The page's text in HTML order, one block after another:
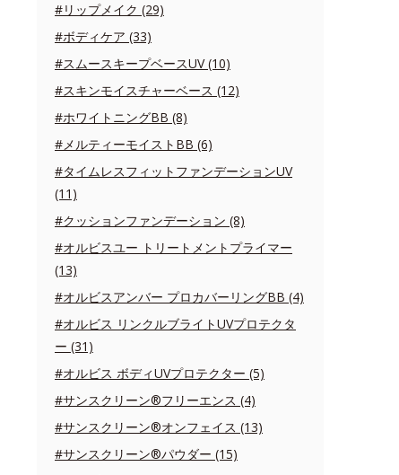
#リップメイク (29)
#ボディケア (33)
#スムースキープベースUV (10)
#スキンモイスチャーベース (12)
#ホワイトニングBB (8)
#メルティーモイストBB (6)
#タイムレスフィットファンデーションUV
(11)
#クッションファンデーション (8)
#オルビスユー トリートメントプライマー
(13)
#オルビスアンバー プロカバーリングBB (4)
#オルビス リンクルブライトUVプロテクタ
ー (31)
#オルビス ボディUVプロテクター (5)
#サンスクリーン®フリーエンス (4)
#サンスクリーン®オンフェイス (13)
#サンスクリーン®パウダー (15)